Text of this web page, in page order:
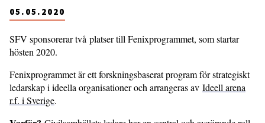
05.05.2020
SFV sponsorerar två platser till Fenixprogrammet, som startar
hösten 2020.
Fenixprogrammet är ett forskningsbaserat program för strategiskt
ledarskap i ideella organisationer och arrangeras av Ideell arena
r.f. i Sverige.